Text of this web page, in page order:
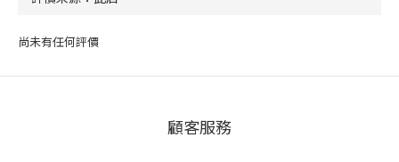
尚未有任何評價
顧客服務